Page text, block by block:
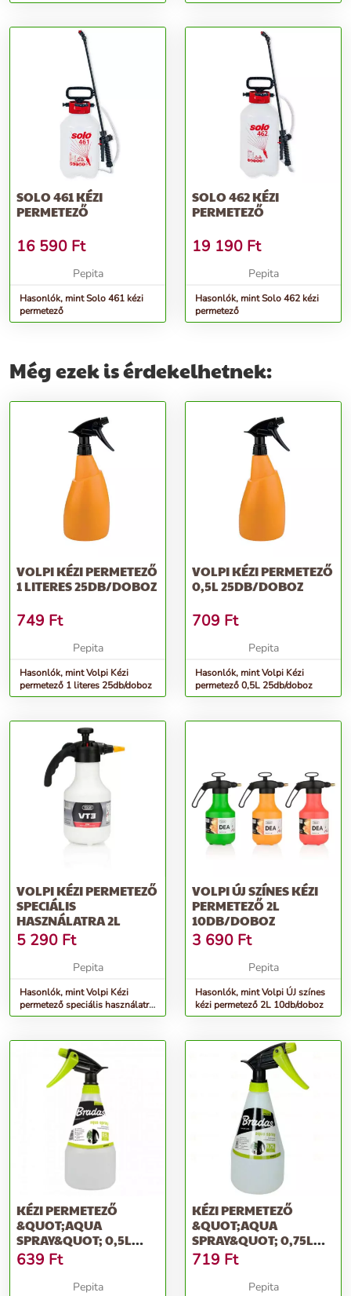
SOLO 461 KÉZI
PERMETEZŐ
16 590 Ft
Pepita
Hasonlók, mint Solo 461 kézi
permetező
SOLO 462 KÉZI
PERMETEZŐ
19 190 Ft
Pepita
Hasonlók, mint Solo 462 kézi
permetező
Még ezek is érdekelhetnek:
VOLPI KÉZI PERMETEZŐ
1 LITERES 25DB/DOBOZ
749 Ft
Pepita
Hasonlók, mint Volpi Kézi
permetező 1 literes 25db/doboz
VOLPI KÉZI PERMETEZŐ
0,5L 25DB/DOBOZ
709 Ft
Pepita
Hasonlók, mint Volpi Kézi
permetező 0,5L 25db/doboz
VOLPI KÉZI PERMETEZŐ
SPECIÁLIS
HASZNÁLATRA 2L
5 290 Ft
Pepita
Hasonlók, mint Volpi Kézi
permetező speciális használatra
2L
VOLPI ÚJ SZÍNES KÉZI
PERMETEZŐ 2L
10DB/DOBOZ
3 690 Ft
Pepita
Hasonlók, mint Volpi ÚJ színes
kézi permetező 2L 10db/doboz
KÉZI PERMETEZŐ
&QUOT;AQUA
SPRAY&QUOT; 0,5L
AS0050
639 Ft
Pepita
KÉZI PERMETEZŐ
&QUOT;AQUA
SPRAY&QUOT; 0,75L
AS0075
719 Ft
Pepita